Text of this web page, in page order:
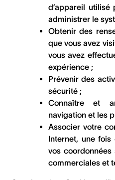
d’appareil
administrer le
Obtenir des
que vous avez
vous avez
expérience ;
Prévenir des
sécurité ;
Connaître et
navigation et les
Associer votre
Internet, une
vos
commerciales et